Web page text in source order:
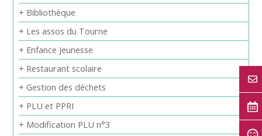
+ Bibliothèque
+ Les assos du Tourne
+ Enfance Jeunesse
+ Restaurant scolaire
+ Gestion des déchets
+ PLU et PPRI
+ Modification PLU n°3